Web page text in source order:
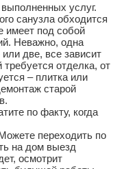
услуг.
санузла обходится
имеет под собой
Неважно, одна
две, все зависит
отделка, от
– плитка или
старой
по факту, когда
переходить по
на дом выезд
осмотрит